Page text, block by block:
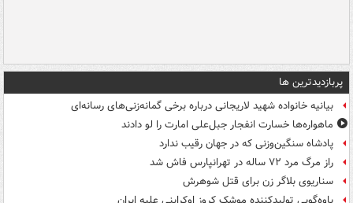
پربازدیدترین ها
بیانیه خانواده شهید لاریجانی درباره برخی گمانه‌زنی‌های رسانه‌ای
ماهواره‌ها خسارت انفجار جبل‌علی امارت را لو دادند
پادشاه سنگین‌وزنی که در جهان رقیب ندارد
راز مرگ مرد ۷۲ ساله در تهرانپارس فاش شد
سناریوی بلاگر زن برای قتل شوهرش